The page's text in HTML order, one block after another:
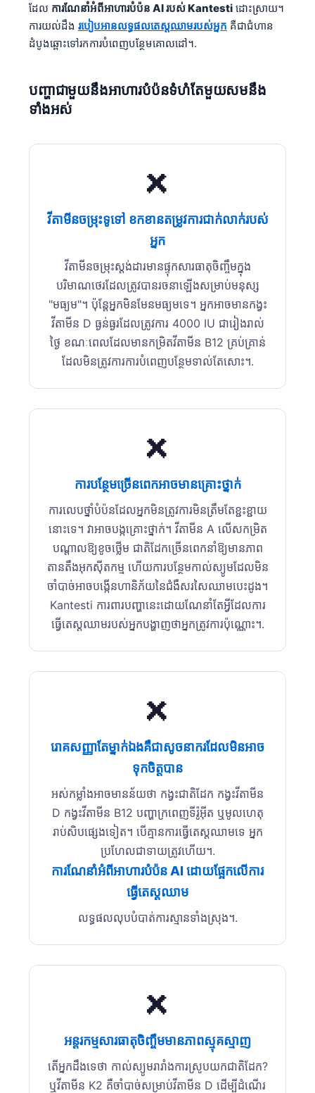
ដែល ការណែនាំអំពីអាហារបំប៉ន AI របស់ Kantesti ដោះស្រាយ។
ការយល់ដឹង របៀបអានលទ្ធផលតេស្តឈាមរបស់អ្នក គឺជាជំហាន
ដំបូងឆ្ពោះទៅរកការបំពេញបន្ថែមគោលដៅ។.
បញ្ហាជាមួយនឹងអាហារបំប៉នទំហំតែមួយសមនឹង
ទាំងអស់
❌
វីតាមីនចម្រុះទូទៅ ខកខានតម្រូវការជាក់លាក់របស់
អ្នក
វីតាមីនចម្រុះស្តង់ដារមានផ្ទុកសារធាតុចិញ្ចឹមក្នុង
បរិមាណថេរដែលត្រូវបានរចនាឡើងសម្រាប់មនុស្ស
"មធ្យម"។ ប៉ុន្តែអ្នកមិនមែនមធ្យមទេ។ អ្នកអាចមានកង្វះ
វីតាមីន D ធ្ងន់ធ្ងរដែលត្រូវការ 4000 IU ជារៀងរាល់
ថ្ងៃ ខណៈពេលដែលមានកម្រិតវីតាមីន B12 គ្រប់គ្រាន់
ដែលមិនត្រូវការការបំពេញបន្ថែមទាល់តែសោះ។.
❌
ការបន្ថែមច្រើនពេកអាចមានគ្រោះថ្នាក់
ការលេបថ្នាំបំប៉នដែលអ្នកមិនត្រូវការមិនត្រឹមតែខ្ជះខ្ជាយ
នោះទេ។ វាអាចបង្កគ្រោះថ្នាក់។ វីតាមីន A លើសកម្រិត
បណ្តាលឱ្យខូចថ្លើម ជាតិដែកច្រើនពេកនាំឱ្យមានភាព
តានតឹងអុកស៊ីតកម្ម ហើយការបន្ថែមកាល់ស្យូមដែលមិន
ចាំបាច់អាចបង្កើនហានិភ័យនៃជំងឺសរសៃឈាមបេះដូង។
Kantesti ការពារបញ្ហានេះដោយណែនាំតែអ្វីដែលការ
ធ្វើតេស្តឈាមរបស់អ្នកបង្ហាញថាអ្នកត្រូវការប៉ុណ្ណោះ។.
❌
រោគសញ្ញាតែម្នាក់ឯងគឺជាសូចនាករដែលមិនអាច
ទុកចិត្តបាន
អស់កម្លាំង​អាច​មានន័យថា កង្វះជាតិដែក កង្វះវីតាមីន
D កង្វះវីតាមីន B12 បញ្ហាក្រពេញទីរ៉ូអ៊ីត ឬមូលហេតុ
រាប់សិបផ្សេងទៀត។ បើគ្មានការធ្វើតេស្តឈាមទេ អ្នក
ប្រហែលជាទាយត្រូវហើយ។.
ការណែនាំអំពីអាហារបំប៉ន AI ដោយផ្អែកលើការ
ធ្វើតេស្តឈាម
លទ្ធផលលុបបំបាត់ការស្មានទាំងស្រុង។.
❌
អន្តរកម្មសារធាតុចិញ្ចឹមមានភាពស្មុគស្មាញ
តើអ្នកដឹងទេថា កាល់ស្យូមរារាំងការស្រូបយកជាតិដែក?
ឬវីតាមីន K2 គឺចាំបាច់សម្រាប់វីតាមីន D ដើម្បីដំណើរ